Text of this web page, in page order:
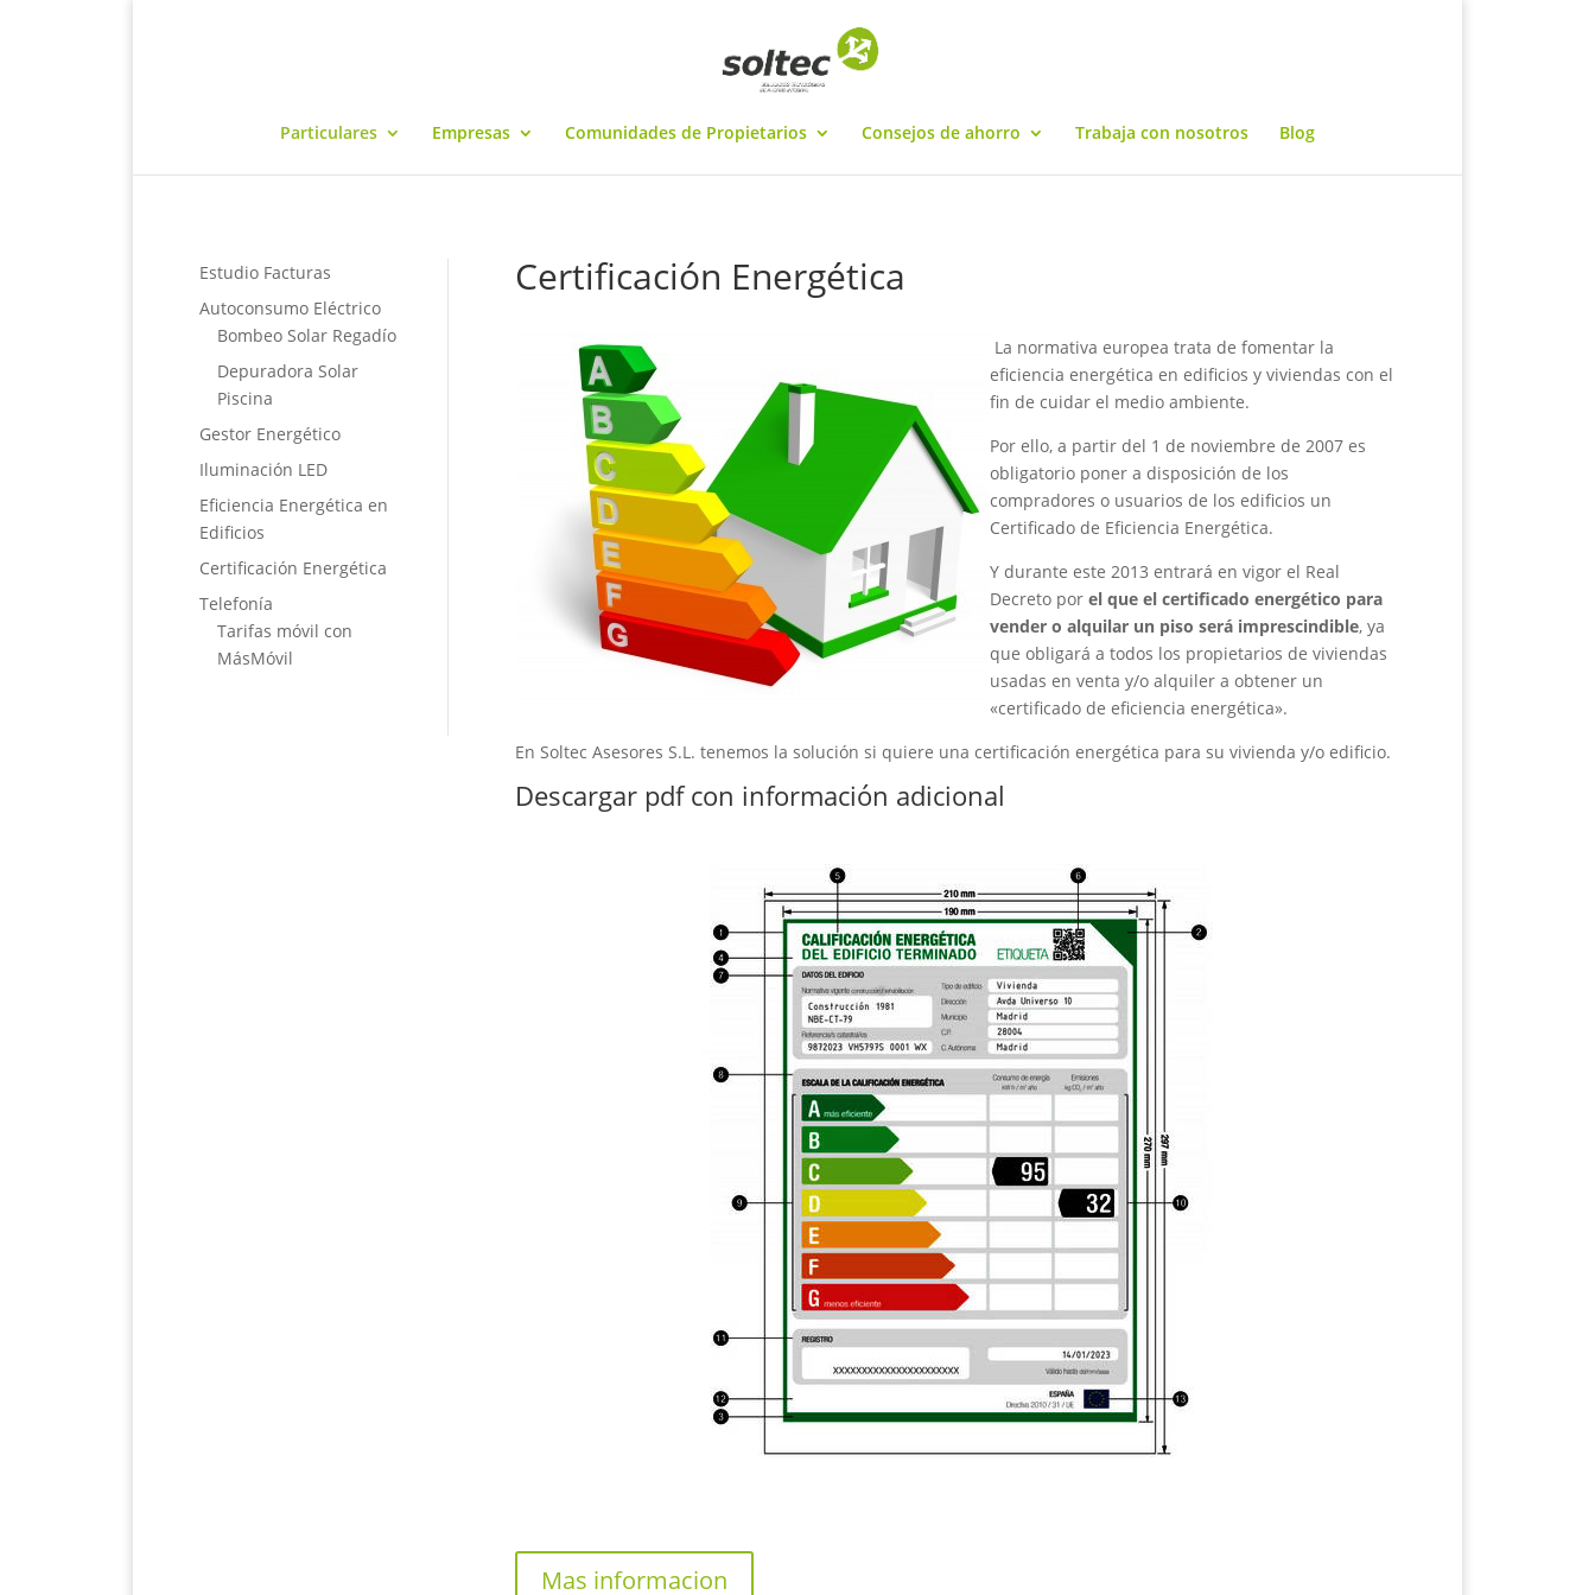
Particulares Empresas Comunidades de Propietarios Consejos de ahorro Trabaja con nosotros Blog
Estudio Facturas
Autoconsumo Eléctrico
Bombeo Solar Regadío
Depuradora Solar
Piscina
Gestor Energético
Iluminación LED
Eficiencia Energética en
Edificios
Certificación Energética
Telefonía
Tarifas móvil con
MásMóvil
Certificación Energética
La normativa europea trata de fomentar la
eficiencia energética en edificios y viviendas con el
fin de cuidar el medio ambiente.
Por ello, a partir del 1 de noviembre de 2007 es
obligatorio poner a disposición de los
compradores o usuarios de los edificios un
Certificado de Eficiencia Energética.
Y durante este 2013 entrará en vigor el Real
Decreto por el que el certificado energético para
vender o alquilar un piso será imprescindible, ya
que obligará a todos los propietarios de viviendas
usadas en venta y/o alquiler a obtener un
«certificado de eficiencia energética».
En Soltec Asesores S.L. tenemos la solución si quiere una certificación energética para su vivienda y/o edificio.
Descargar pdf con información adicional
Mas informacion